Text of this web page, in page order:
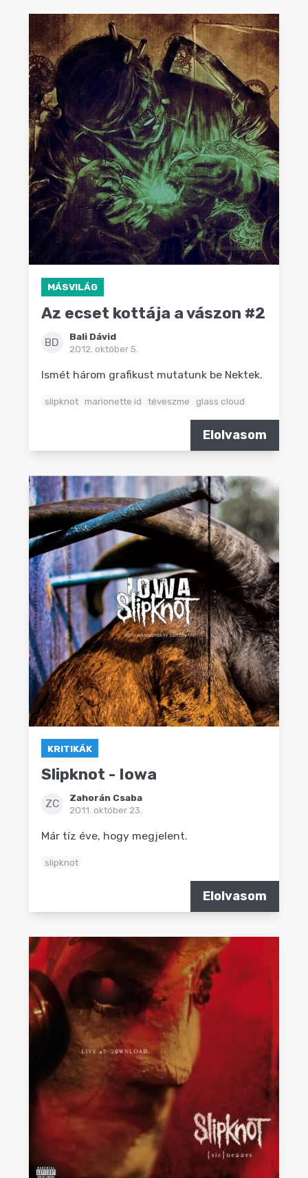
MÁSVILÁG
Az ecset kottája a vászon #2
BD
Bali Dávid
2012. október 5.
Ismét három grafikust mutatunk be Nektek.
slipknot marionette id téveszme glass cloud
Elolvasom
KRITIKÁK
Slipknot - Iowa
ZC
Zahorán Csaba
2011. október 23.
Már tíz éve, hogy megjelent.
slipknot
Elolvasom